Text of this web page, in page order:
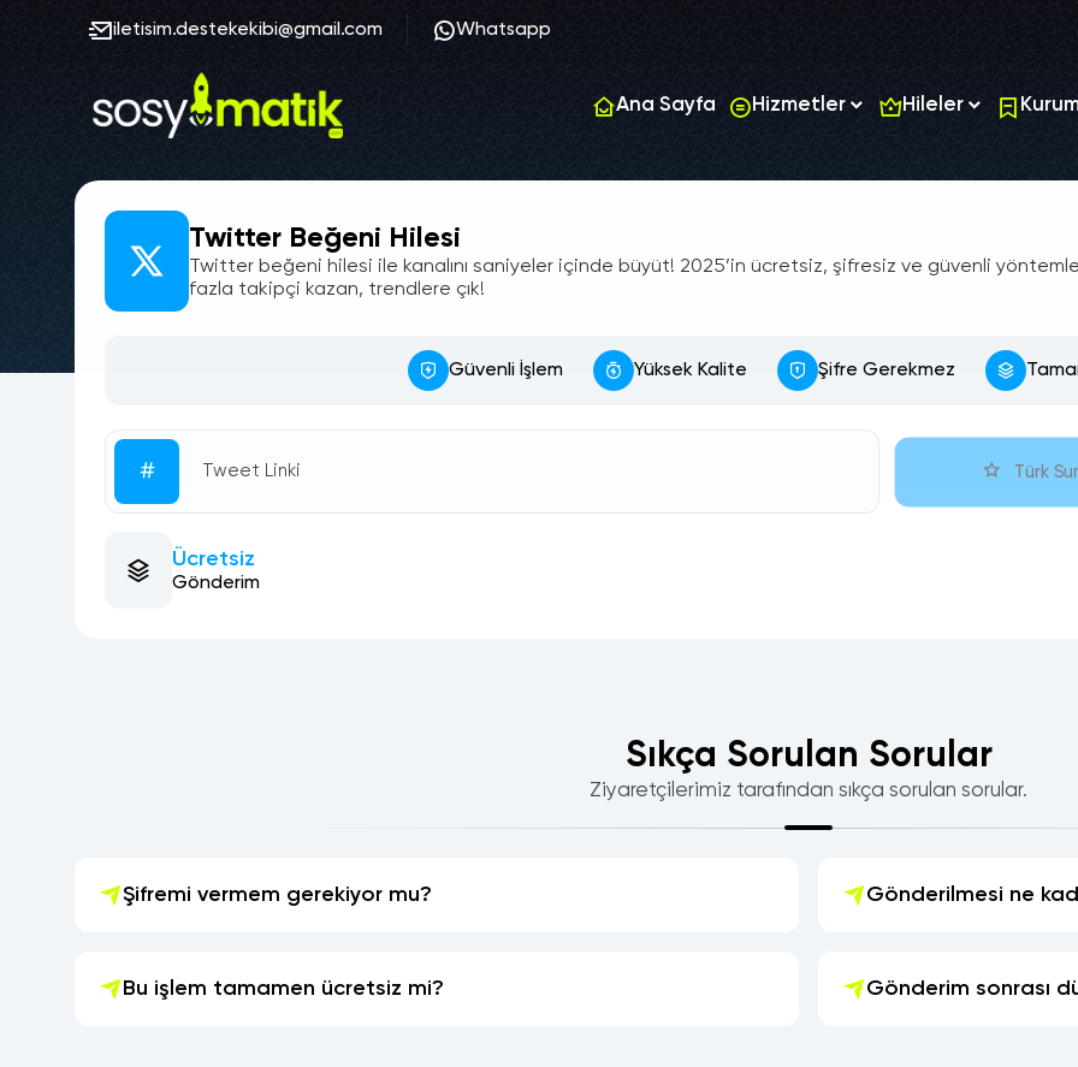
iletisim.destekekibi@gmail.com Whatsapp
Ana Sayfa Hizmetler Hileler
Twitter Beğeni Hilesi
Twitter beğeni hilesi ile kanalını saniyeler içinde büyüt! 2025’in ücretsiz, şifresiz ve güvenli
fazla takipçi kazan, trendlere çık!
Güvenli İşlem Yüksek Kalite Şifre Gerekmez
Tweet Linki
# Türk
Ücretsiz
Gönderim
Sıkça Sorulan Sorular
Ziyaretçilerimiz tarafından sıkça sorulan sorular.
Şifremi vermem gerekiyor mu?
Bu işlem tamamen ücretsiz mi?
Gönderilmesi ne
Gönderim sonrası